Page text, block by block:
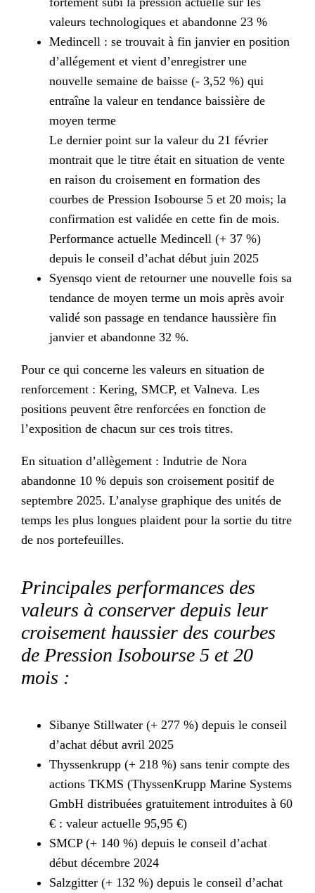
valeurs technologiques et abandonne 23 %
Medincell : se trouvait à fin janvier en position
d’allégement et vient d’enregistrer une
nouvelle semaine de baisse (- 3,52 %) qui
entraîne la valeur en tendance baissière de
moyen terme
Le dernier point sur la valeur du 21 février
montrait que le titre était en situation de vente
en raison du croisement en formation des
courbes de Pression Isobourse 5 et 20 mois; la
confirmation est validée en cette fin de mois.
Performance actuelle Medincell (+ 37 %)
depuis le conseil d’achat début juin 2025
Syensqo vient de retourner une nouvelle fois sa
tendance de moyen terme un mois après avoir
validé son passage en tendance haussière fin
janvier et abandonne 32 %.
Pour ce qui concerne les valeurs en situation de
renforcement : Kering, SMCP, et Valneva. Les
positions peuvent être renforcées en fonction de
l’exposition de chacun sur ces trois titres.
En situation d’allègement : Indutrie de Nora
abandonne 10 % depuis son croisement positif de
septembre 2025. L’analyse graphique des unités de
temps les plus longues plaident pour la sortie du titre
de nos portefeuilles.
Principales performances des
valeurs à conserver depuis leur
croisement haussier des courbes
de Pression Isobourse 5 et 20
mois :
Sibanye Stillwater (+ 277 %) depuis le conseil
d’achat début avril 2025
Thyssenkrupp (+ 218 %) sans tenir compte des
actions TKMS (ThyssenKrupp Marine Systems
GmbH distribuées gratuitement introduites à 60
€ : valeur actuelle 95,95 €)
SMCP (+ 140 %) depuis le conseil d’achat
début décembre 2024
Salzgitter (+ 132 %) depuis le conseil d’achat